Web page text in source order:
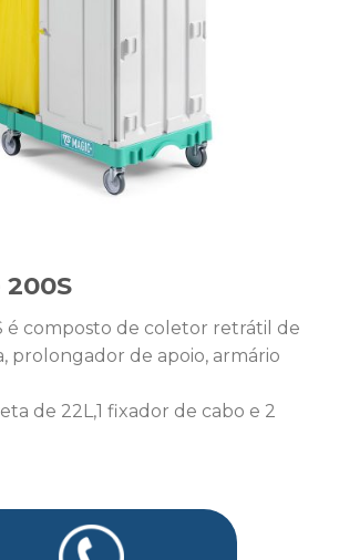
é composto de coletor retrátil de
prolongador de apoio, armário
de 22L,1 fixador de cabo e 2